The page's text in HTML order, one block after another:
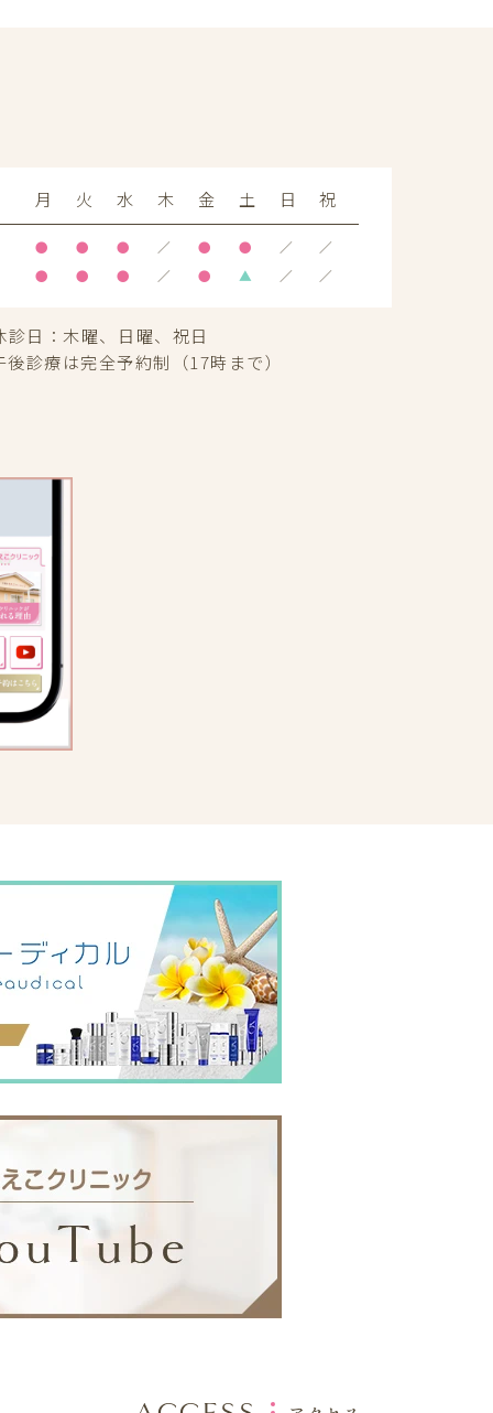
月 火 水 木 金 土 日
祝
● ● ● ／ ● ● ／ ／
● ● ● ／ ● ▲ ／ ／
診日：木曜、日曜、祝日
診療は完全予約制（17時まで）